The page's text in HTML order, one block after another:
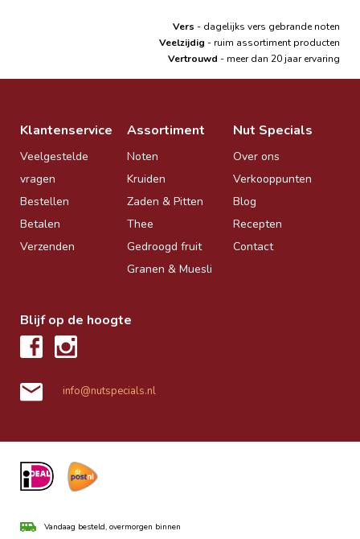
Vers - dagelijks vers gebrande noten
Veelzijdig - ruim assortiment producten
Vertrouwd - meer dan 20 jaar ervaring
Klantenservice
Veelgestelde
vragen
Bestellen
Betalen
Verzenden
Assortiment
Noten
Kruiden
Zaden & Pitten
Thee
Gedroogd fruit
Granen & Muesli
Nut Specials
Over ons
Verkooppunten
Blog
Recepten
Contact
Blijf op de hoogte
info@nutspecials.nl
Vandaag besteld, overmorgen binnen